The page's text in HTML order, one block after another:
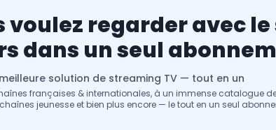
voulez regarder avec le
dans un seul
solution de streaming TV — tout en un
françaises & internationales, à un immense catalogue
jeunesse et bien plus encore — le tout en un seul